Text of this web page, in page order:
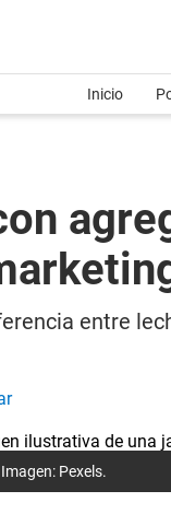
Inicio
entre
Pexels.